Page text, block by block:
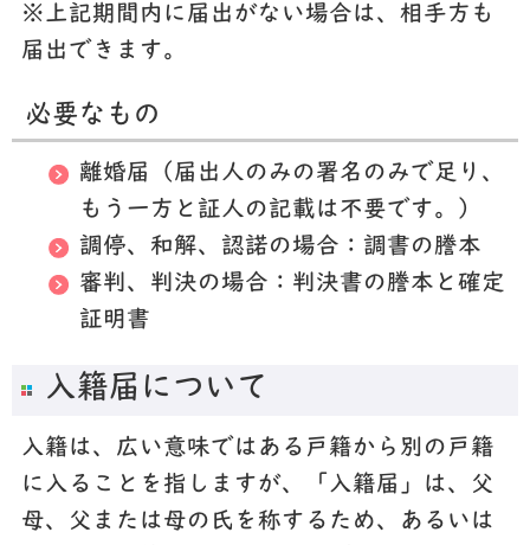
※上記期間内に届出がない場合は、相手方も
届出できます。
必要なもの
離婚届（届出人のみの署名のみで足り、
もう一方と証人の記載は不要です。）
調停、和解、認諾の場合：調書の謄本
審判、判決の場合：判決書の謄本と確定
証明書
入籍届について
入籍は、広い意味ではある戸籍から別の戸籍
に入ることを指しますが、「入籍届」は、父
母、父または母の氏を称するため、あるいは